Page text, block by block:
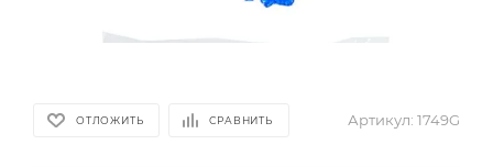
ОТЛОЖИТЬ СРАВНИТЬ Артикул: 1749G